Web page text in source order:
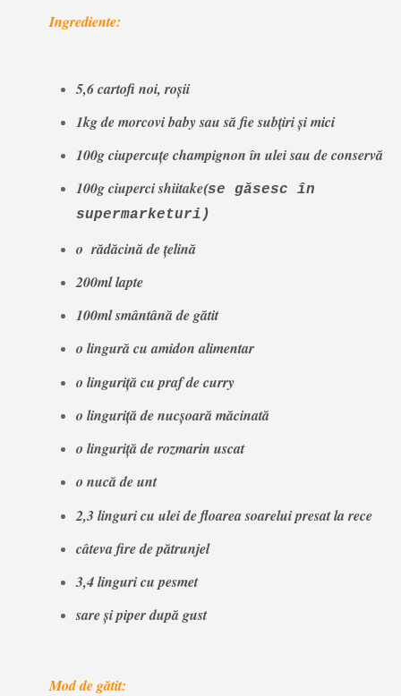
Ingrediente:
5,6 cartofi noi, roșii
1kg de morcovi baby sau să fie subțiri și mici
100g ciupercuțe champignon în ulei sau de conservă
100g ciuperci shiitake(se găsesc în
supermarketuri)
o rădăcină de țelină
200ml lapte
100ml smântână de gătit
o lingură cu amidon alimentar
o linguriță cu praf de curry
o linguriță de nucșoară măcinată
o linguriță de rozmarin uscat
o nucă de unt
2,3 linguri cu ulei de floarea soarelui presat la rece
câteva fire de pătrunjel
3,4 linguri cu pesmet
sare și piper după gust
Mod de gătit: